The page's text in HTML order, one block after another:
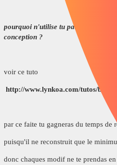
pourquoi n'utilise tu pas la barre de
conception ?
voir ce tuto
http://www.lynkoa.com/tutos/barre-
par ce faite tu gagneras du temps de
puisqu'il ne reconstruit que le
donc chaques modif ne te prendas